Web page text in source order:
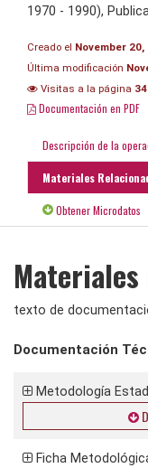
1970 - 1990),
Creado el November 20,
Última modificación
Visitas a la página
Documentación en PDF
Descripción de la
Materiales
Obtener Microdatos
texto de
Documentación
Metodología
Ficha